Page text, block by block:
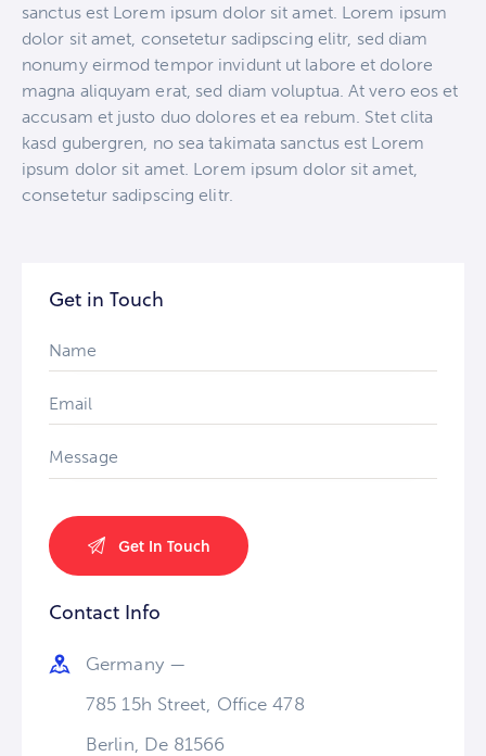
sanctus est Lorem ipsum dolor sit amet. Lorem ipsum
dolor sit amet, consetetur sadipscing elitr, sed diam
nonumy eirmod tempor invidunt ut labore et dolore
magna aliquyam erat, sed diam voluptua. At vero eos et
accusam et justo duo dolores et ea rebum. Stet clita
kasd gubergren, no sea takimata sanctus est Lorem
ipsum dolor sit amet. Lorem ipsum dolor sit amet,
consetetur sadipscing elitr.
Get in Touch
Contact Info
Germany —
785 15h Street, Office 478
Berlin, De 81566